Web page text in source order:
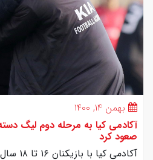
بهمن ۱۴, ۱۴۰۰
آکادمی کیا به مرحله دوم لیگ
صعود کرد